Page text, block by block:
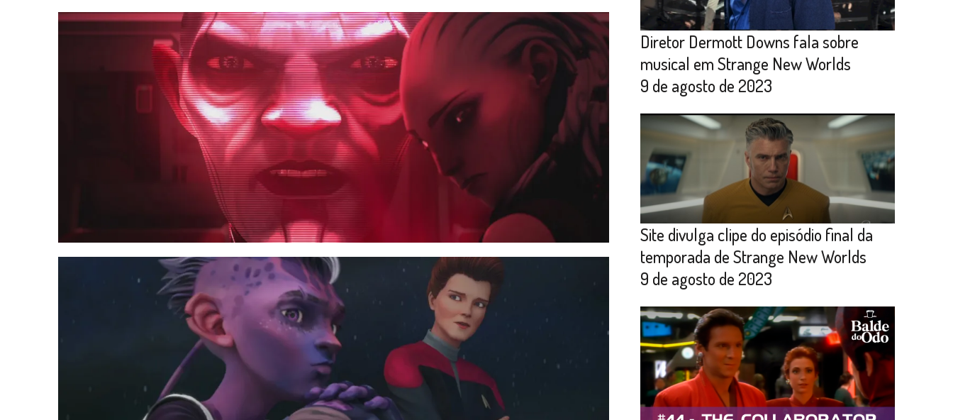
Diretor Dermott Downs fala sobre
musical em Strange New Worlds
9 de agosto de 2023
Site divulga clipe do episódio final da
temporada de Strange New Worlds
9 de agosto de 2023